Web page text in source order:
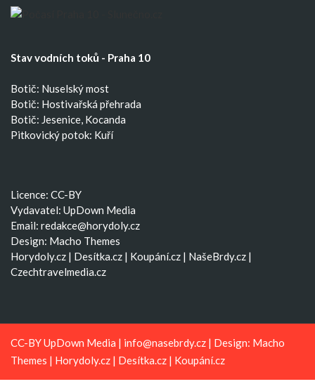
Stav vodních toků - Praha 10
Botič: Nuselský most
Botič: Hostivařská přehrada
Botič: Jesenice, Kocanda
Pitkovický potok: Kuří
Licence: CC-BY
Vydavatel: UpDown Media
Email: redakce@horydoly.cz
Design: Macho Themes
Horydoly.cz | Desítka.cz | Koupání.cz | NašeBrdy.cz |
Czechtravelmedia.cz
CC-BY UpDown Media | info@nasebrdy.cz | Design: Macho
Themes | Horydoly.cz | Desítka.cz | Koupání.cz